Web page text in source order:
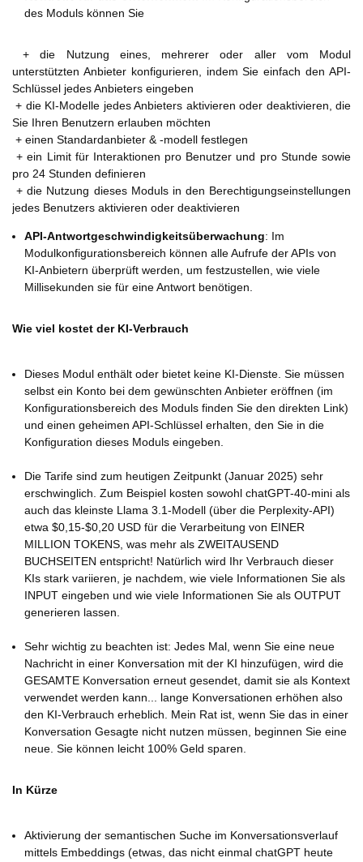
des Moduls können Sie
+ die Nutzung eines, mehrerer oder aller vom Modul
unterstützten Anbieter konfigurieren, indem Sie einfach den API-
Schlüssel jedes Anbieters eingeben
+ die KI-Modelle jedes Anbieters aktivieren oder deaktivieren, die
Sie Ihren Benutzern erlauben möchten
+ einen Standardanbieter & -modell festlegen
+ ein Limit für Interaktionen pro Benutzer und pro Stunde sowie
pro 24 Stunden definieren
+ die Nutzung dieses Moduls in den Berechtigungseinstellungen
jedes Benutzers aktivieren oder deaktivieren
API-Antwortgeschwindigkeitsüberwachung: Im
Modulkonfigurationsbereich können alle Aufrufe der APIs von
KI-Anbietern überprüft werden, um festzustellen, wie viele
Millisekunden sie für eine Antwort benötigen.
Wie viel kostet der KI-Verbrauch
Dieses Modul enthält oder bietet keine KI-Dienste. Sie müssen
selbst ein Konto bei dem gewünschten Anbieter eröffnen (im
Konfigurationsbereich des Moduls finden Sie den direkten Link)
und einen geheimen API-Schlüssel erhalten, den Sie in die
Konfiguration dieses Moduls eingeben.
Die Tarife sind zum heutigen Zeitpunkt (Januar 2025) sehr
erschwinglich. Zum Beispiel kosten sowohl chatGPT-40-mini als
auch das kleinste Llama 3.1-Modell (über die Perplexity-API)
etwa $0,15-$0,20 USD für die Verarbeitung von EINER
MILLION TOKENS, was mehr als ZWEITAUSEND
BUCHSEITEN entspricht! Natürlich wird Ihr Verbrauch dieser
KIs stark variieren, je nachdem, wie viele Informationen Sie als
INPUT eingeben und wie viele Informationen Sie als OUTPUT
generieren lassen.
Sehr wichtig zu beachten ist: Jedes Mal, wenn Sie eine neue
Nachricht in einer Konversation mit der KI hinzufügen, wird die
GESAMTE Konversation erneut gesendet, damit sie als Kontext
verwendet werden kann... lange Konversationen erhöhen also
den KI-Verbrauch erheblich. Mein Rat ist, wenn Sie das in einer
Konversation Gesagte nicht nutzen müssen, beginnen Sie eine
neue. Sie können leicht 100% Geld sparen.
In Kürze
Aktivierung der semantischen Suche im Konversationsverlauf
mittels Embeddings (etwas, das nicht einmal chatGPT heute